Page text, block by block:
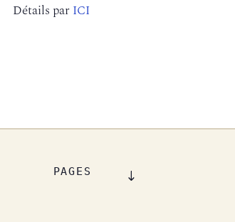
Détails parICI
PAGES